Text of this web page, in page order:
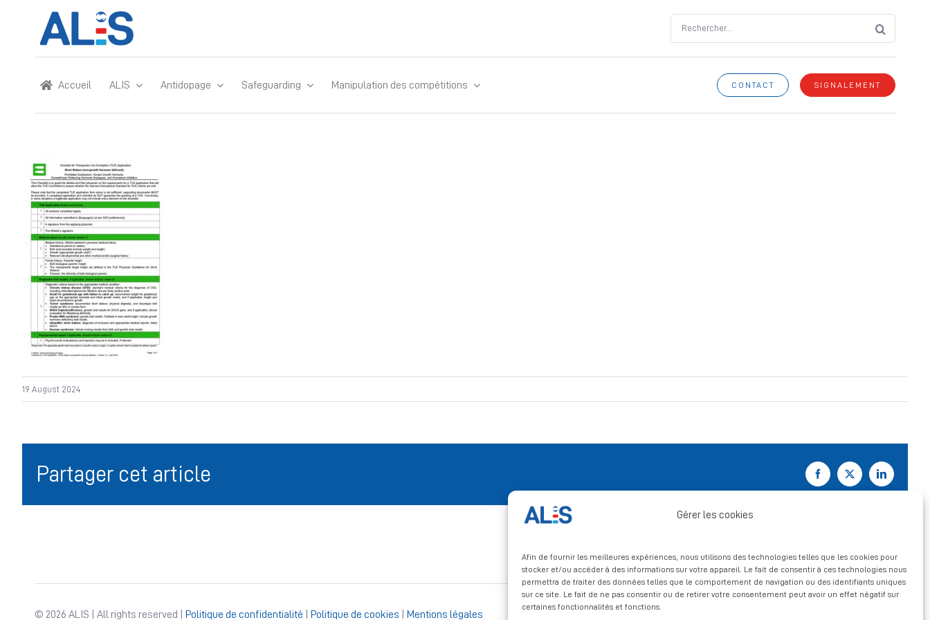
Gérer les cookies
Afin de fournir les meilleures expériences, nous utilisons des technologies telles que les cookies pour
stocker et/ou accéder à des informations sur votre appareil. Le fait de consentir à ces technologies nous
permettra de traiter des données telles que le comportement de navigation ou des identifiants uniques
sur ce site. Le fait de ne pas consentir ou de retirer votre consentement peut avoir un effet négatif sur
certaines fonctionnalités et fonctions.
for:
Accueil ALIS Antidopage Safeguarding Manipulation des compétitions CONTACT SIGNALEMENT
19 August 2024
Partager cet article Facebook
X LinkedIn
© 2026 ALIS | All rights reserved | Politique de confidentialité Politique de cookies Mentions légales